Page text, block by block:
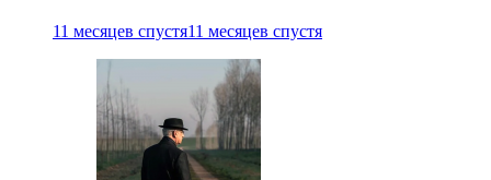
11 месяцев спустя11 месяцев спустя